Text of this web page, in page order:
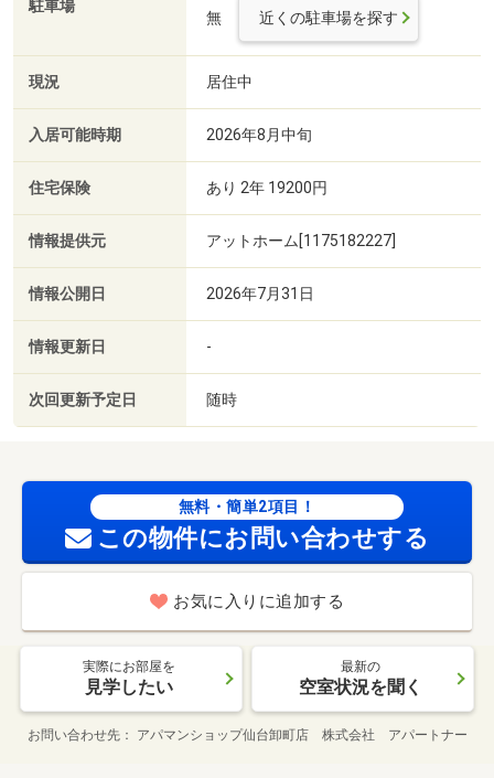
駐車場
無 近くの駐車場を探す
現況 居住中
入居可能時期 2026年8月中旬
住宅保険 あり 2年 19200円
情報提供元 アットホーム[1175182227]
情報公開日 2026年7月31日
情報更新日 -
次回更新予定日 随時
無料・簡単2項目！
この物件にお問い合わせする
お気に入りに追加する
実際にお部屋を
見学したい
最新の
空室状況を聞く
お問い合わせ先 アパマンショップ仙台卸町店 株式会社 アパートナー